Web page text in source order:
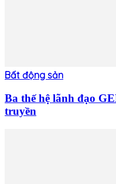
Bất động sản
Ba thế hệ lãnh đạo
truyền